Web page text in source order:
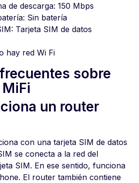
de descarga: 150 Mbps
Sin batería
Tarjeta SIM de datos
hay red Wi Fi
sobre
un router
con una tarjeta SIM de datos
se conecta a la red del
SIM. En ese sentido, funciona
El router también contiene